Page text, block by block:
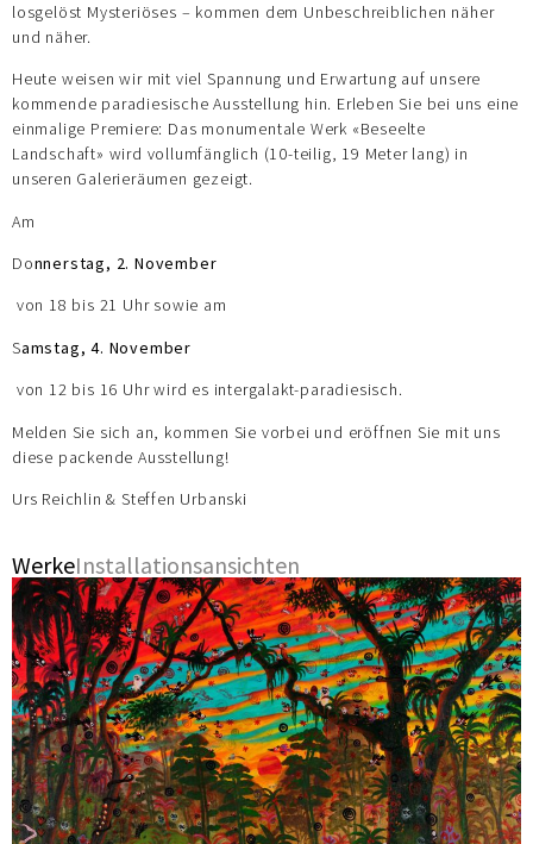
losgelöst Mysteriöses – kommen dem Unbeschreiblichen näher
und näher.
Heute weisen wir mit viel Spannung und Erwartung auf unsere
kommende paradiesische Ausstellung hin. Erleben Sie bei uns eine
einmalige Premiere: Das monumentale Werk «Beseelte
Landschaft» wird vollumfänglich (10-teilig, 19 Meter lang) in
unseren Galerieräumen gezeigt.
Am
Donnerstag, 2. November
von 18 bis 21 Uhr sowie am
Samstag, 4. November
von 12 bis 16 Uhr wird es intergalakt-paradiesisch.
Melden Sie sich an, kommen Sie vorbei und eröffnen Sie mit uns
diese packende Ausstellung!
Urs Reichlin & Steffen Urbanski
WerkeInstallationsansichten